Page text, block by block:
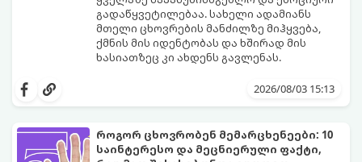
გადაწყვეტილებაა. სახელი ადამიანს
მთელი ცხოვრების მანძილზე მიჰყვება,
ქმნის მის იდენტობას და ხშირად მის
ხასიათზეც კი ახდენს გავლენას.
საგრძნობლად შეიცვალა: ტრადიციულ და
ჟღერად და თანამედროვე სახელებს.
2026/08/03 15:13
როგორ ცხოვრობენ მემარცხენეები: 10
საინტერესო და მეცნიერული ფაქტი,